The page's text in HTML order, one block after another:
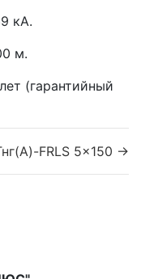
кА.
м.
(гарантийный
FRLS 5x150 →